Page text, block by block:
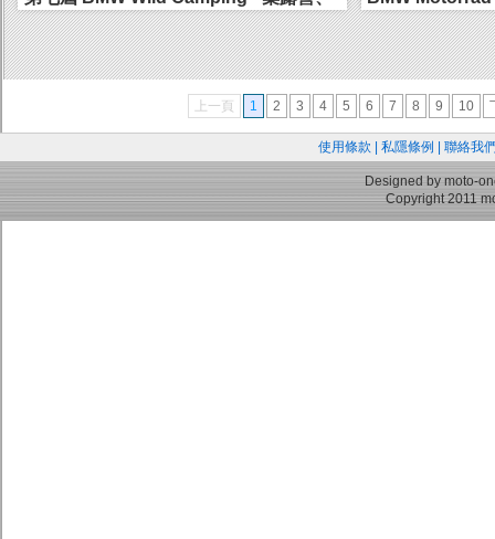
音樂、...
上一頁 1 2 3 4 5 6 7 8 9 10
使用條款 私隱條例 聯絡我
Designed by moto-
Copyright 2011